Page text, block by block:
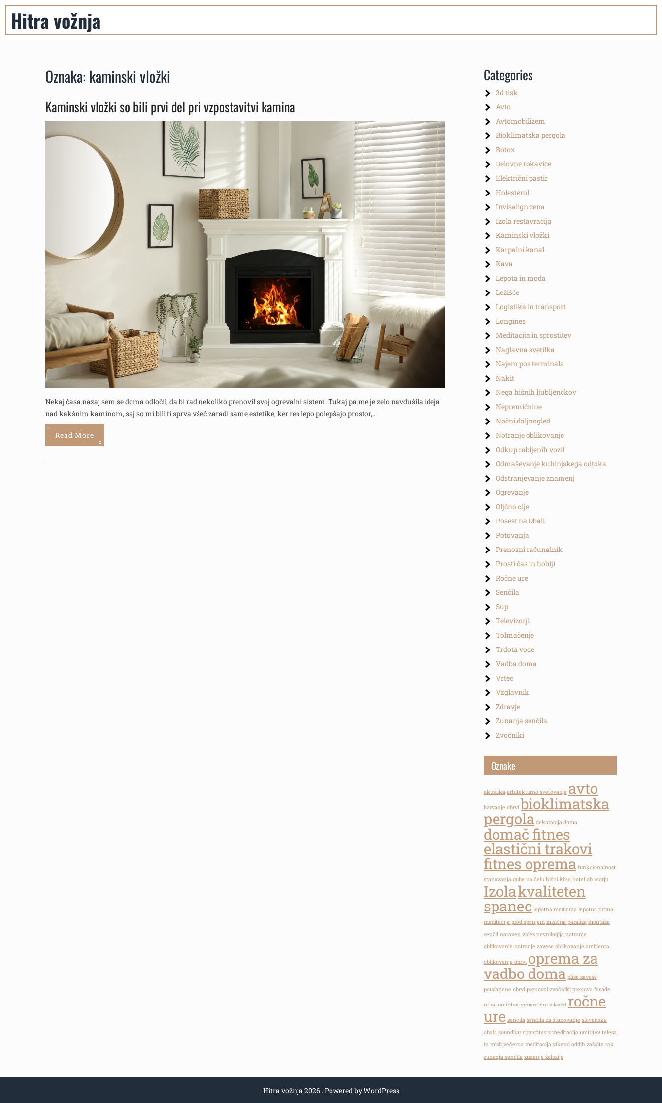
Skip
contentHitra vožnja
Oznaka: kaminski vložki
Kaminski vložki so bili prvi del pri vzpostavitvi kamina
Nekaj časa nazaj sem se doma odločil, da bi rad nekoliko prenovil svoj ogrevalni sistem. Tukaj pa me je zelo navdušila ideja
nad kakšnim kaminom, saj so mi bili ti sprva všeč zaradi same estetike, ker res lepo polepšajo prostor,…
Read More
Categories
3d tisk
Avto
Avtomobilizem
Bioklimatska pergola
Botox
Delovne rokavice
Električni pastir
Holesterol
Invisalign cena
Izola restavracija
Kaminski vložki
Karpalni kanal
Kava
Lepota in moda
Ležišče
Logistika in transport
Longines
Meditacija in sprostitev
Naglavna svetilka
Najem pos terminala
Nakit
Nega hišnih ljubljenčkov
Nepremičnine
Nočni daljnogled
Notranje oblikovanje
Odkup rabljenih vozil
Odmaševanje kuhinjskega odtoka
Odstranjevanje znamenj
Ogrevanje
Oljčno olje
Posest na Obali
Potovanja
Prenosni računalnik
Prosti čas in hobiji
Ročne ure
Senčila
Sup
Televizorji
Tolmačenje
Trdota vode
Vadba doma
Vrtec
Vzglavnik
Zdravje
Zunanja senčila
Zvočniki
Oznake
akustika arhitekturno svetovanje avto
barvanje obrvi bioklimatska
pergola dekoracija doma
domač fitnes
elastični trakovi
fitnes oprema funkcionalnost
stanovanja gube na čelu hišni kino hotel ob morju
Izolakvaliteten
spanec lepotna medicina lepotna rutina
meditacija pred spanjem mišična paraliza montaža
senčil naraven videz nevrologija notranje
oblikovanje notranje zavese oblikovanje ambienta
oblikovanje obrvi oprema za
vadbo doma plise zavese
poudarjene obrvi prenosni zvočniki prenova fasade
ritual umiritve romantični vikend ročne
ure senčila senčila za stanovanje slovenska
obala soundbar sprostitev z meditacijo umiritev telesa
in misli večerna meditacija vikend oddih zaščita rok
zunanja senčila zunanje žaluzije
Hitra vožnja 2026 . Powered by WordPress